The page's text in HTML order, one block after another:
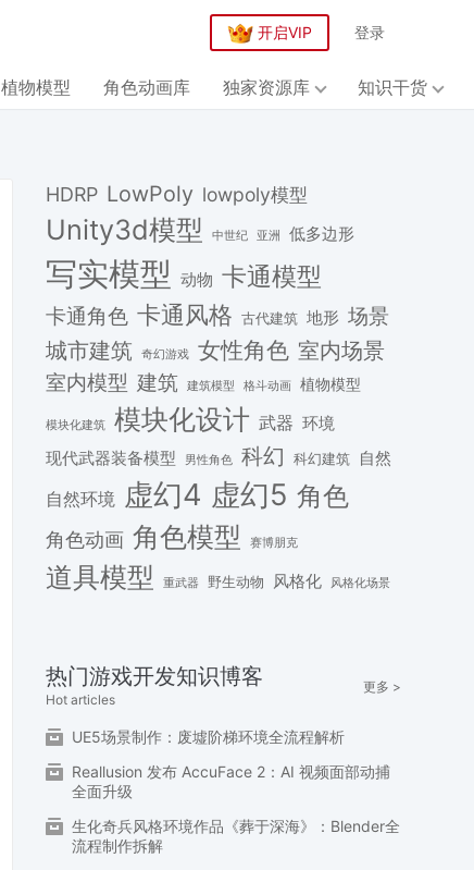
开启VIP 登录
植物模型 角色动画库 独家资源库 知识干货
HDRP LowPoly lowpoly模型
Unity3d模型 中世纪 亚洲 低多边形
写实模型 动物 卡通模型
卡通角色 卡通风格 古代建筑 地形 场景
城市建筑
奇幻游戏 女性角色 室内场景
室内模型 建筑 建筑模型 格斗动画 植物模型
模块化建筑 模块化设计 武器 环境
现代武器装备模型
男性角色 科幻 科幻建筑 自然
自然环境 虚幻4 虚幻5 角色
角色动画 角色模型 赛博朋克
道具模型 重武器 野生动物 风格化 风格化场景
热门游戏开发知识博客
Hot articles
更多 >
UE5场景制作：废墟阶梯环境全流程解析
Reallusion 发布 AccuFace 2：AI 视频面部动捕
全面升级
生化奇兵风格环境作品《葬于深海》：Blender全
流程制作拆解